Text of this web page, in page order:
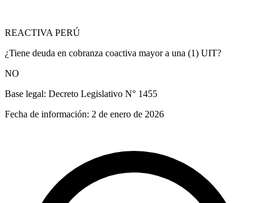
REACTIVA PERÚ
¿Tiene deuda en cobranza coactiva mayor a una (1) UIT?
NO
Base legal: Decreto Legislativo N° 1455
Fecha de información: 2 de enero de 2026